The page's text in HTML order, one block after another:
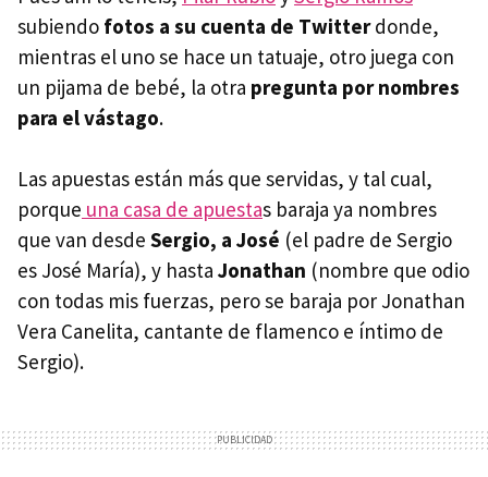
subiendo fotos a su cuenta de Twitterdonde,
mientras el uno se hace un tatuaje, otro juega con
un pijama de bebé, la otra pregunta por nombres
para el vástago.
Las apuestas están más que servidas, y tal cual,
porque una casa de apuestas baraja ya nombres
que van desde Sergio, a José (el padre de Sergio
es José María), y hasta Jonathan (nombre que odio
con todas mis fuerzas, pero se baraja por Jonathan
Vera Canelita, cantante de flamenco e íntimo de
Sergio).